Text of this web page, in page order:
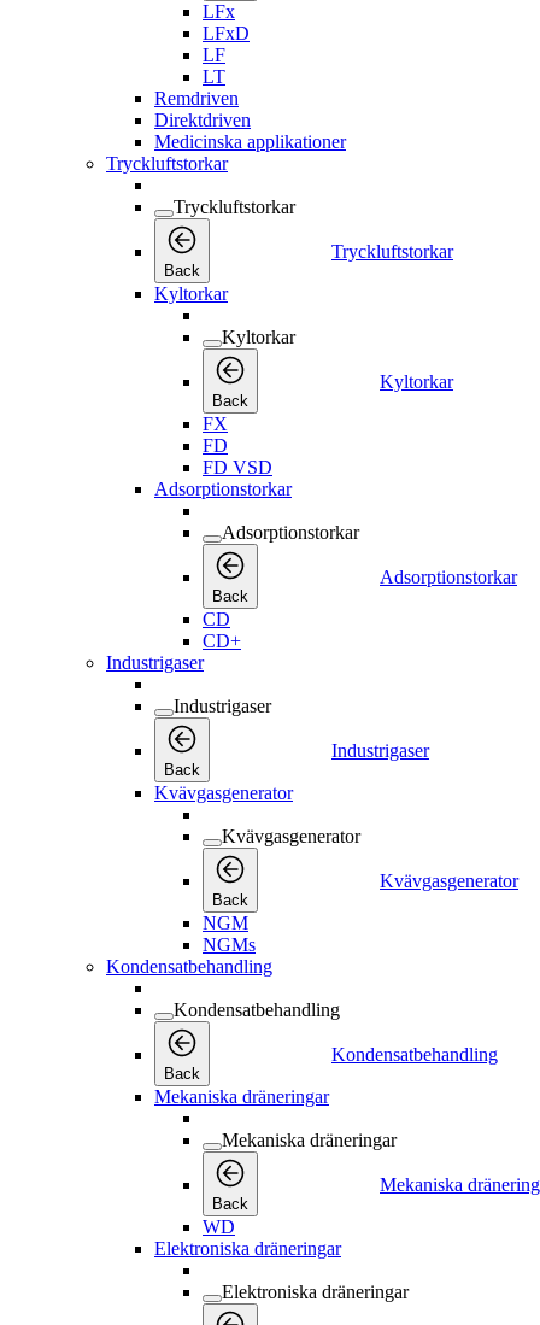
LFx
LFxD
LF
LT
Remdriven
Direktdriven
Medicinska applikationer
Tryckluftstorkar
Tryckluftstorkar
Back
Tryckluftstorkar
Kyltorkar
Kyltorkar
Back
Kyltorkar
FX
FD
FD VSD
Adsorptionstorkar
Adsorptionstorkar
Back
Adsorptionstorkar
CD
CD+
Industrigaser
Industrigaser
Back
Industrigaser
Kvävgasgenerator
Kvävgasgenerator
Back
Kvävgasgenerator
NGM
NGMs
Kondensatbehandling
Kondensatbehandling
Back
Kondensatbehandling
Mekaniska dräneringar
Mekaniska dräneringar
Back
Mekaniska
WD
Elektroniska dräneringar
Elektroniska dräneringar